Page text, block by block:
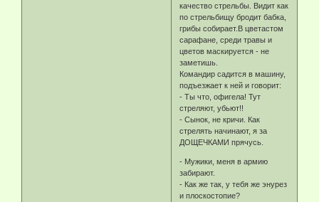
качество стрельбы. Видит как
по стрельбищу бродит бабка,
грибы собирает.В цветастом
сарафане, среди травы и
цветов маскируется - не
заметишь.
Командир садится в машину,
подъезжает к ней и говорит:
- Ты что, офигела! Тут
стреляют, убьют!!
- Сынок, не кричи. Как
стрелять начинают, я за
ДОЩЕЧКАМИ прячусь.
- Мужики, меня в армию
забирают.
- Как же так, у тебя же энурез
и плоскостопие?